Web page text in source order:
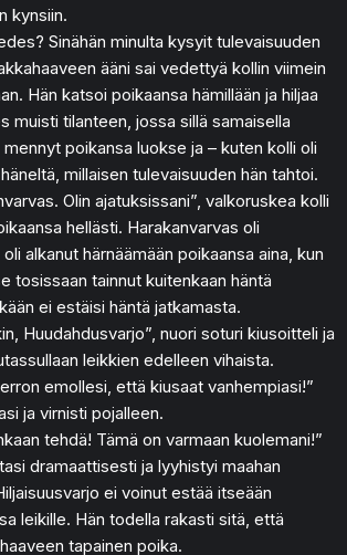
kynsiin.
Sinähän minulta kysyit tulevaisuuden
ääni sai vedettyä kollin viimein
Hän katsoi poikaansa hämillään ja hiljaa
muisti tilanteen, jossa sillä samaisella
poikansa luokse ja – kuten kolli oli
millaisen tulevaisuuden hän tahtoi.
Olin ajatuksissani”, valkoruskea kolli
hellästi. Harakanvarvas oli
alkanut härnäämään poikaansa aina, kun
tosissaan tainnut kuitenkaan häntä
ei estäisi häntä jatkamasta.
Huudahdusvarjo”, nuori soturi kiusoitteli ja
leikkien edelleen vihaista.
emollesi, että kiusaat vanhempiasi!”
ja virnisti pojalleen.
tehdä! Tämä on varmaan kuolemani!”
dramaattisesti ja lyyhistyi maahan
ei voinut estää itseään
leikille. Hän todella rakasti sitä, että
tapainen poika.